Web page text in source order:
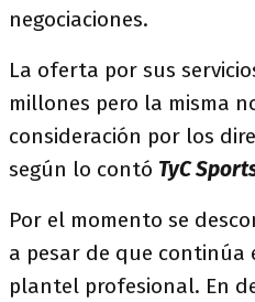
negociaciones.
La oferta por sus
millones pero la misma
consideración por los
según lo contó TyC
Por el momento se
a pesar de que continúa
plantel profesional. En